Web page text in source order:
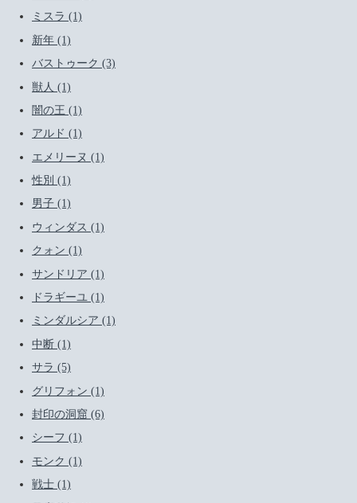
ミスラ (1)
新年 (1)
バストゥーク (3)
獣人 (1)
闇の王 (1)
アルド (1)
エメリーヌ (1)
性別 (1)
男子 (1)
ウィンダス (1)
クォン (1)
サンドリア (1)
ドラギーユ (1)
ミンダルシア (1)
中断 (1)
サラ (5)
グリフォン (1)
封印の洞窟 (6)
シーフ (1)
モンク (1)
戦士 (1)